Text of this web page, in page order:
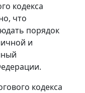
кодекса
что
порядок
и
кодекса